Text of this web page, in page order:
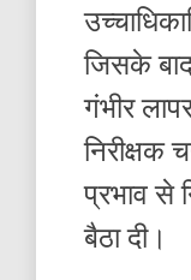
जिसके
गंभीर
निरीक्षक
प्रभाव से
बैठा दी।